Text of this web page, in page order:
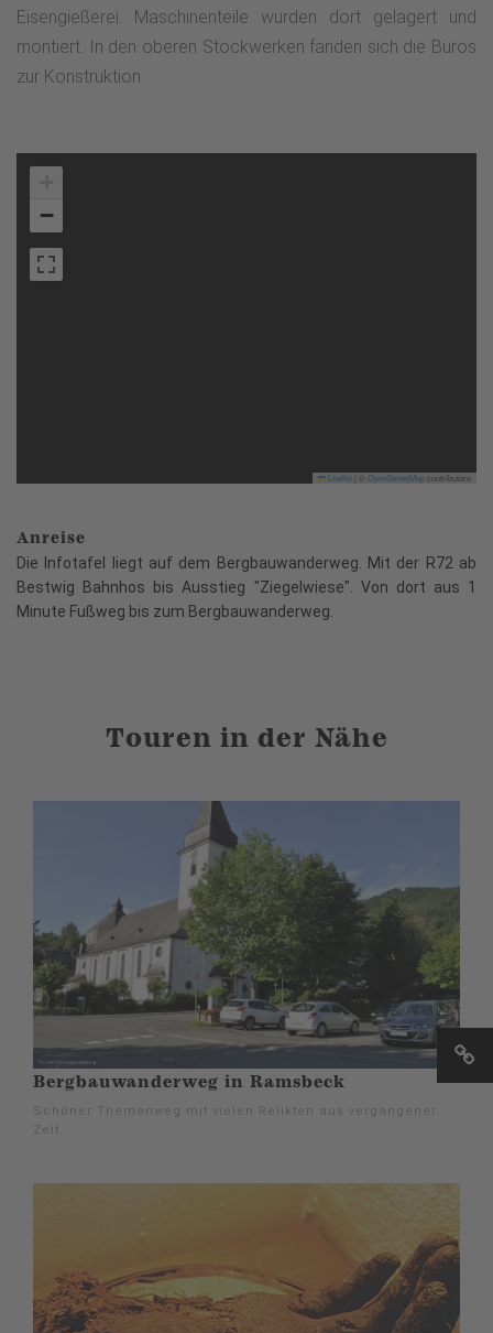
Eisengießerei. Maschinenteile wurden dort gelagert und
montiert. In den oberen Stockwerken fanden sich die Büros
zur Konstruktion.
−
Leaflet OpenStreetMapcontributors
Anreise
Die Infotafel liegt auf dem Bergbauwanderweg. Mit der R72 ab
Bestwig Bahnhos bis Ausstieg "Ziegelwiese". Von dort aus 1
Minute Fußweg bis zum Bergbauwanderweg.
Touren in der Nähe
Bergbauwanderweg in Ramsbeck
Schöner Themenweg mit vielen Relikten aus vergangener
Zeit.